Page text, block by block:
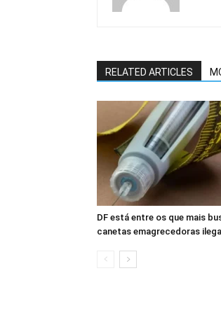
RELATED ARTICLES
DF está entre os que mais
canetas emagrecedoras